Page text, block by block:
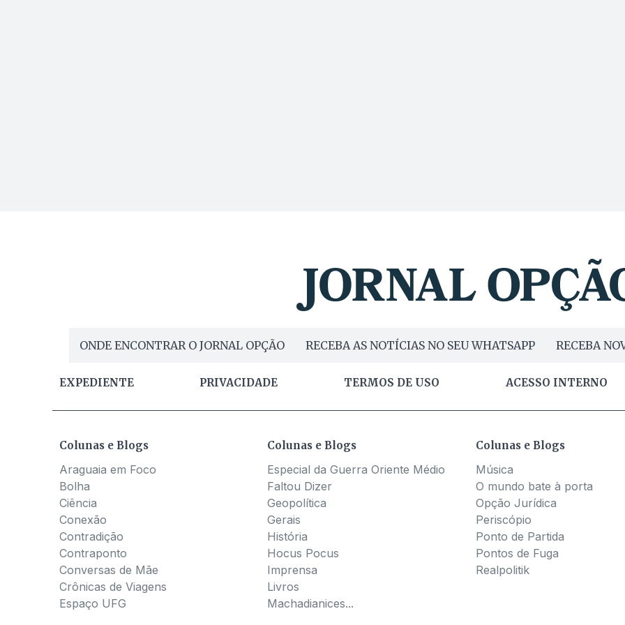
ONDE ENCONTRAR O JORNAL OPÇÃO RECEBA AS NOTÍCIAS NO SEU WHATSAPP RECEBA
EXPEDIENTE PRIVACIDADE TERMOS DE USO ACESSO INTERNO
Colunas e Blogs
Araguaia em Foco
Bolha
Ciência
Conexão
Contradição
Contraponto
Conversas de Mãe
Crônicas de Viagens
Espaço UFG
Colunas e Blogs
Especial da Guerra Oriente Médio
Faltou Dizer
Geopolítica
Gerais
História
Hocus Pocus
Imprensa
Livros
Machadianices...
Colunas e Blogs
Música
O mundo bate à porta
Opção Jurídica
Periscópio
Ponto de Partida
Pontos de Fuga
Realpolitik